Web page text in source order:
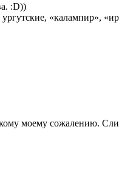
:D))
«калампир»,
моему сожалению.